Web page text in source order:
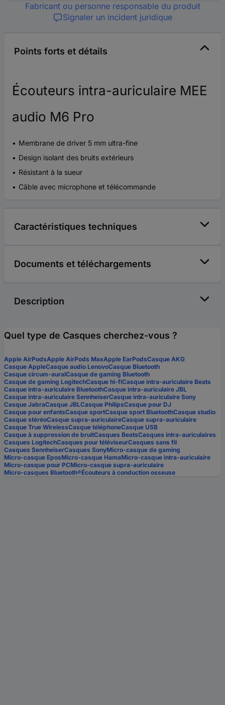
Fabricant ou personne responsable du produit
Signaler un incident juridique
Points forts et détails
Écouteurs intra-auriculaire MEE
audio M6 Pro
Membrane de driver 5 mm ultra-fine
Design isolant des bruits extérieurs
Résistant à la sueur
Câble avec microphone et télécommande
Caractéristiques techniques
Documents et téléchargements
Description
Quel type de Casques cherchez-vous ?
Apple AirPodsApple AirPods MaxApple EarPodsCasque AKG
Casque AppleCasque audio LenovoCasque Bluetooth
Casque circum-auralCasque de gaming Bluetooth
Casque de gaming LogitechCasque hi-fiCasque intra-auriculaire Beats
Casque intra-auriculaire BluetoothCasque intra-auriculaire JBL
Casque intra-auriculaire SennheiserCasque intra-auriculaire Sony
Casque JabraCasque JBLCasque PhilipsCasque pour DJ
Casque pour enfantsCasque sportCasque sport BluetoothCasque studio
Casque stéréoCasque supra-auriculaireCasque supra-auriculaire
Casque True WirelessCasque téléphoneCasque USB
Casque à suppression de bruitCasques BeatsCasques intra-auriculaires
Casques LogitechCasques pour téléviseurCasques sans fil
Casques SennheiserCasques SonyMicro-casque de gaming
Micro-casque EposMicro-casque HamaMicro-casque intra-auriculaire
Micro-casque pour PCMicro-casque supra-auriculaire
Micro-casques Bluetooth®Écouteurs à conduction osseuse